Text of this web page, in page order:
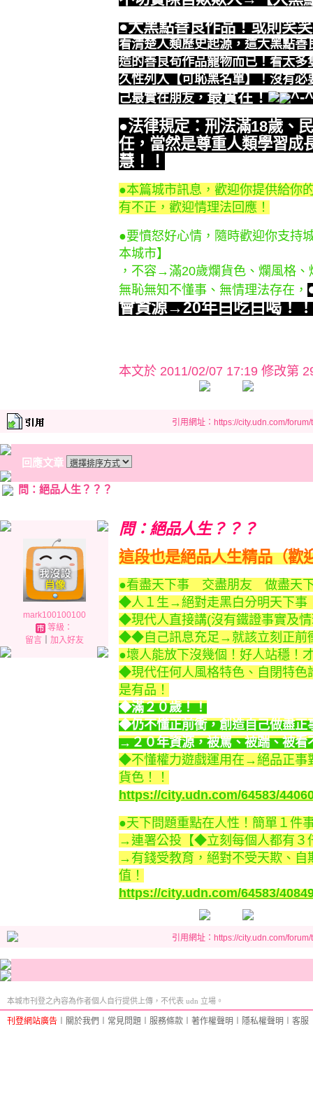
●大黑點善良作品！或則笑
看清楚人類歷史起源，這大黑點
造的善良苟作品寵物而已！看太
久性列入【可恥黑名單】！沒有
己最實在朋友， 最實在！
^-
●法律規定：刑法滿18歲、
任，當然是尊重人類學習成
慧！！
●本篇城市訊息，歡迎你提供給你
有不正，歡迎情理法回應！
●要憤怒好心情，隨時歡迎你支持
本城市】
，不容→滿20歲爛貨色、爛風格
無恥無知不懂事、無情理法存在，
會資源→20年白吃白喝！！
本文於 2011/02/07 17:19 修改第
引用網址：https://city.udn.com/
回應文章
問：絕品人生？？？
mark100100100
等級：
留言｜ 加入好友
問：絕品人生？？？
這段也是絕品人生精品（
●看盡天下事 交盡朋友 做盡天
◆人１生→絕對走黑白分明天下事
◆現代人直接講(沒有鐵證事實及
◆◆自己訊息充足→就該立刻正前
●壞人能放下沒幾個！好人站穩！
◆現代任何人風格特色、自閉特
是有品！
◆滿２０歲！！
◆仍不懂正前衝，創造自己做盡正
→２０年資源，被罵、被踹、被看
◆不懂權力遊戲運用在→絕品正事
貨色！！
https://city.udn.com/64583/
●天下問題重點在人性！簡單１件
→連署公投【◆立刻每個人都有３
→有錢受教育，絕對不受天欺、自
值！
https://city.udn.com/64583/
引用網址：https://city.udn.com/
本城市刊登之內容為作者個人自行提供上傳，不代表 udn 立場。
刊登網站廣告 關於我們 常見問題 服務條款 著作權聲明 隱私權聲明 客服